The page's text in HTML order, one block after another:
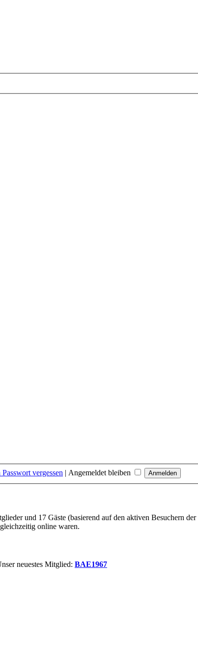
vergessen | Angemeldet bleiben
und 17 Gäste (basierend auf den aktiven Besuchern
online waren.
neuestes Mitglied: BAE1967